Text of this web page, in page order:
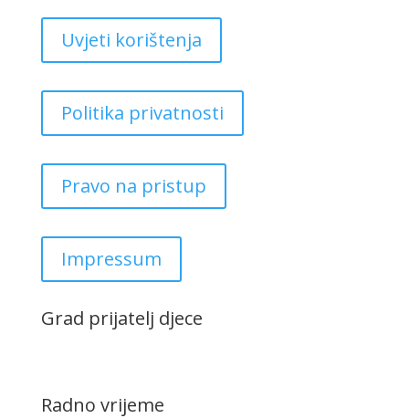
Uvjeti korištenja
Politika privatnosti
Pravo na pristup
Impressum
Grad prijatelj djece
Radno vrijeme